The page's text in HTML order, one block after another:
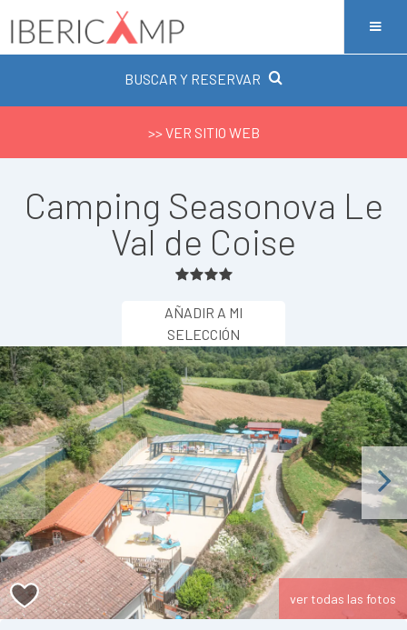
BUSCAR Y RESERVAR
>> VER SITIO WEB
Camping Seasonova Le
Val de Coise
AÑADIR A MI
SELECCIÓN
Next
ver todas las fotos